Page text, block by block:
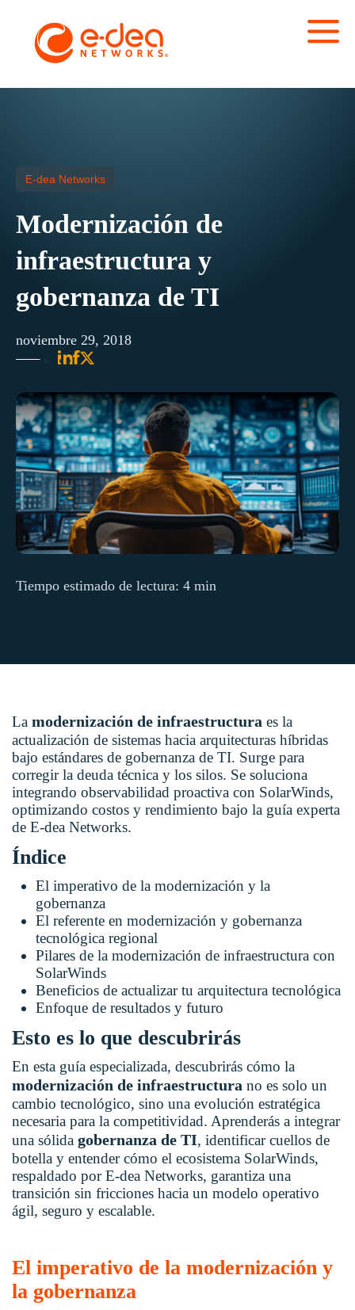
E-dea Networks
Modernización de
infraestructura y
gobernanza de TI
noviembre 29, 2018
Tiempo estimado de lectura: 4 min
La modernización de infraestructura es la
actualización de sistemas hacia arquitecturas híbridas
bajo estándares de gobernanza de TI. Surge para
corregir la deuda técnica y los silos. Se soluciona
integrando observabilidad proactiva con SolarWinds,
optimizando costos y rendimiento bajo la guía experta
de E-dea Networks.
Índice
El imperativo de la modernización y la
gobernanza
El referente en modernización y gobernanza
tecnológica regional
Pilares de la modernización de infraestructura con
SolarWinds
Beneficios de actualizar tu arquitectura tecnológica
Enfoque de resultados y futuro
Esto es lo que descubrirás
En esta guía especializada, descubrirás cómo la
modernización de infraestructura no es solo un
cambio tecnológico, sino una evolución estratégica
necesaria para la competitividad. Aprenderás a integrar
una sólida gobernanza de TI, identificar cuellos de
botella y entender cómo el ecosistema SolarWinds,
respaldado por E-dea Networks, garantiza una
transición sin fricciones hacia un modelo operativo
ágil, seguro y escalable.
El imperativo de la modernización y
la gobernanza